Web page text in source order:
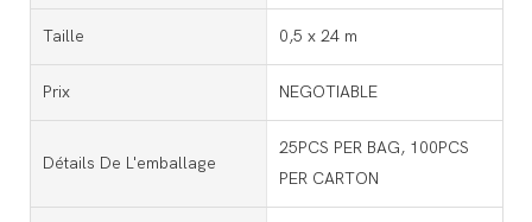
Taille 0,5 x 24 m
Prix NEGOTIABLE
Détails De L'emballage
25PCS PER BAG, 100PCS
PER CARTON